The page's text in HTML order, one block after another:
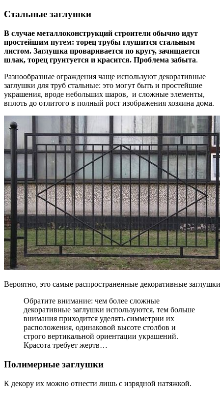
Стальные заглушки
В случае металлоконструкций строители обычно идут
простейшим путем: торец трубы глушится стальным
листом. Заглушка проваривается по кругу, зачищается
шлак, торец грунтуется и красится. Проблема забыта.
Разнообразные ограждения чаще используют декоративные
заглушки для труб стальные: это могут быть и простейшие
украшения, вроде небольших шаров, и сложные элементы,
вплоть до отлитого в полный рост изображения хозяина дома.
Вероятно, это самые распространенные декоративные заглушки
Обратите внимание: чем более сложные
декоративные заглушки используются, тем больше
внимания приходится уделять симметрии их
расположения, одинаковой высоте столбов и
строго вертикальной ориентации украшений.
Красота требует жертв…
Полимерные заглушки
К декору их можно отнести лишь с изрядной натяжкой.